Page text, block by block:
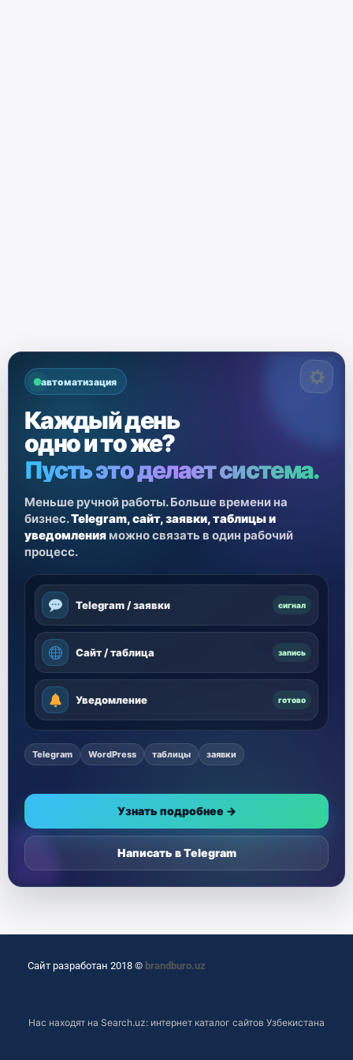
автоматизация
Каждый день
одно и то же?
Пусть это делает система.
Меньше ручной работы. Больше времени на
бизнес.Telegram, сайт, заявки, таблицы и
уведомления можно связать в один рабочий
процесс.
Telegram / заявки сигнал
Сайт / таблица запись
Уведомление готово
Telegram WordPress таблицы заявки
Узнать подробнее →
Написать в Telegram
Сайт разработан 2018 © brandburo.uz
Нас находят на Search.uz: интернет каталог сайтов Узбекистана